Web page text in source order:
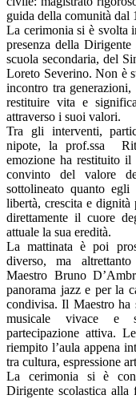
guida della comunità dal
La cerimonia si è svolta
presenza della
scuola secondaria, del
Loreto Severino. Non è
incontro tra generazioni,
restituire vita e
attraverso i suoi valori.
Tra gli interventi,
nipote, la prof.ssa
emozione ha restituito
convinto del valore
sottolineato quanto
libertà, crescita e dignità
direttamente il cuore
attuale la sua eredità.
La mattinata è poi
diverso, ma
Maestro Bruno
panorama jazz e per la
condivisa. Il Maestro
musicale vivace e
partecipazione attiva.
riempito l’aula appena
tra cultura, espressione
La cerimonia si è
Dirigente scolastica alla